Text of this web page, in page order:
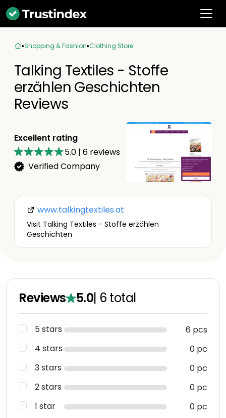
Shopping & Fashion Clothing Store
Talking Textiles - Stoffe
erzählen Geschichten
Reviews
Excellent rating
5.0 | 6 reviews
Verified Company
www.talkingtextiles.at
Visit Talking Textiles - Stoffe erzählen
Geschichten
Reviews 5.0| 6 total
5 stars
6 pcs
4 stars
0 pc
3 stars
0 pc
2 stars
0 pc
1 star
0 pc